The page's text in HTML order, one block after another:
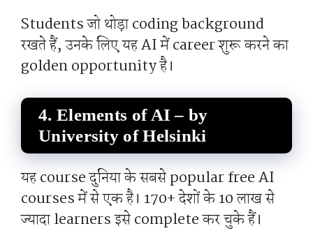
Students जो थोड़ा coding background
रखते हैं, उनके लिए यह AI में career शुरू करने का
golden opportunity है।
4. Elements of AI – by
University of Helsinki
यह course दुनिया के सबसे popular free AI
courses में से एक है। 170+ देशों के 10 लाख से
ज्यादा learners इसे complete कर चुके हैं।